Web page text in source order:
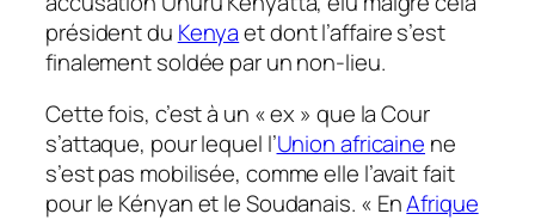
président du Kenyaet dont l’affaire s’est
finalement soldée par un non-lieu.
Cette fois, c’est à un « ex » que la Cour
s’attaque, pour lequel l’Union africaine ne
s’est pas mobilisée, comme elle l’avait fait
pour le Kényan et le Soudanais. « EnAfrique